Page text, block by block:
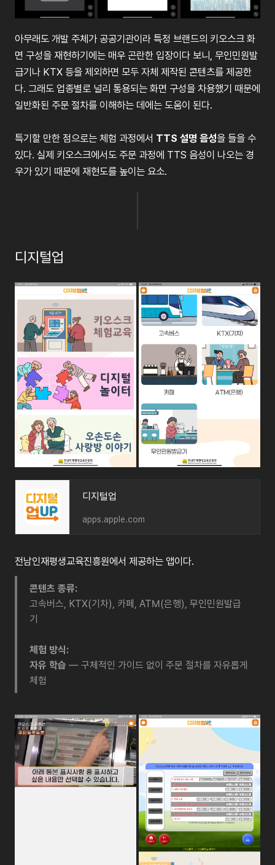
아무래도 개발 주체가 공공기관이라 특정 브랜드의 키오스크 화
면 구성을 재현하기에는 매우 곤란한 입장이다 보니, 무인민원발
급기나 KTX 등을 제외하면 모두 자체 제작된 콘텐츠를 제공한
다. 그래도 업종별로 널리 통용되는 화면 구성을 차용했기 때문에
일반화된 주문 절차를 이해하는 데에는 도움이 된다.
특기할 만한 점으로는 체험 과정에서 TTS 설명 음성을 들을 수
있다. 실제 키오스크에서도 주문 과정에 TTS 음성이 나오는 경
우가 있기 때문에 재현도를 높이는 요소.
디지털업
‎디지털업
apps.apple.com
전남인재평생교육진흥원에서 제공하는 앱이다.
콘텐츠 종류:
고속버스, KTX(기차), 카페, ATM(은행), 무인민원발급
기
체험 방식:
자유 학습 — 구체적인 가이드 없이 주문 절차를 자유롭게
체험